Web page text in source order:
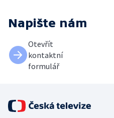
Napište nám
Otevřít
kontaktní
formulář